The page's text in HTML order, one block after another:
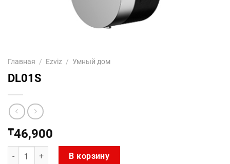
Главная / Ezviz / Умный дом
DL01S
₸46,900
Количество товара DL01S
В корзину